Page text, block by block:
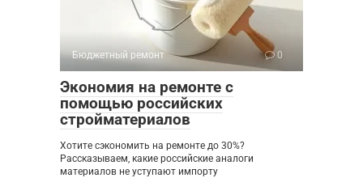
Бюджетный ремонт 0
Экономия на ремонте с
помощью российских
стройматериалов
Хотите сэкономить на ремонте до 30%?
Рассказываем, какие российские аналоги
материалов не уступают импорту